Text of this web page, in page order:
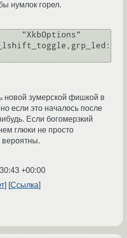
нумлок горел.
"XkbOptions"
новой зумерской фишкой в
если это началось после
Если богомерзкий
глюки не просто
+00:00
Ссылка